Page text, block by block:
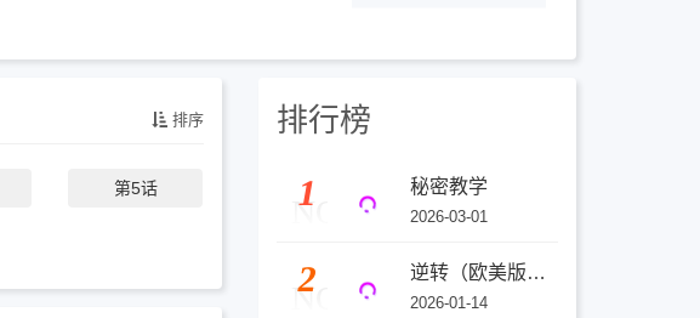
菜。
排序
第5话
排行榜
NO
1 秘密教学
2026-03-01
NO
2 逆转（欧美版）(3D)
2026-01-14